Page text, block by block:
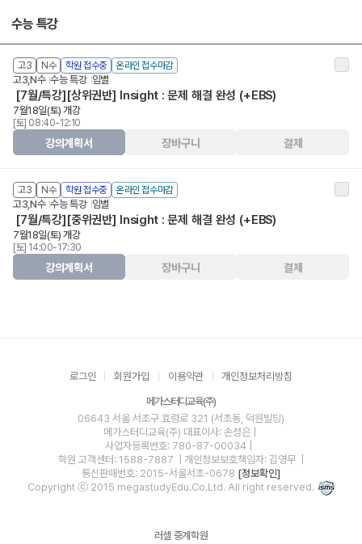
수능 특강
고3 N수 학원 접수중 온라인 접수마감
고3,N수 수능 특강 임별
[7월/특강][상위권반] Insight : 문제 해결 완성 (+EBS)
7월18일(토) 개강
[토] 08:40-12:10
강의계획서 장바구니 결제
고3 N수 학원 접수중 온라인 접수마감
고3,N수 수능 특강 임별
[7월/특강][중위권반] Insight : 문제 해결 완성 (+EBS)
7월18일(토) 개강
[토] 14:00-17:30
강의계획서 장바구니 결제
로그인 회원가입 이용약관 개인정보처리방침
메가스터디교육(주)
06643 서울 서초구 효령로 321 (서초동, 덕원빌딩)
메가스터디교육(주) 대표이사: 손성은 |
사업자등록번호: 780-87-00034
학원 고객센터: 1588-7887
| 개인정보보호책임자: 김영무
통신판매번호: 2015-서울서초-0678 [정보확인]
Copyright ⓒ 2015 megastudyEdu.Co.Ltd. All right reserved.
러셀 중계학원